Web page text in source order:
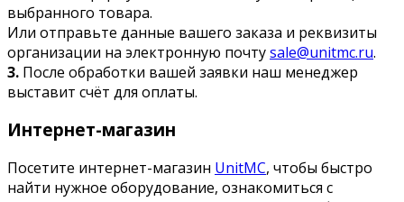
выбранного товара.
Или отправьте данные вашего заказа и реквизиты
организации на электронную почтуsale@unitmc.ru.
3. После обработки вашей заявки наш менеджер
выставит счёт для оплаты.
Интернет-магазин
Посетите интернет-магазин UnitMC, чтобы быстро
найти нужное оборудование, ознакомиться с